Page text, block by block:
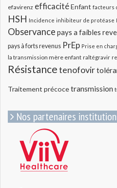
efavirenz efficacitéEnfant facteurs
HSH Incidence inhibiteur de protéase
Observance pays a faibles
pays à forts revenus PrEp Prise en
la transmission mère enfant raltégravir
Résistancetenofovir
Traitement précocetransmission
Nos partenaires